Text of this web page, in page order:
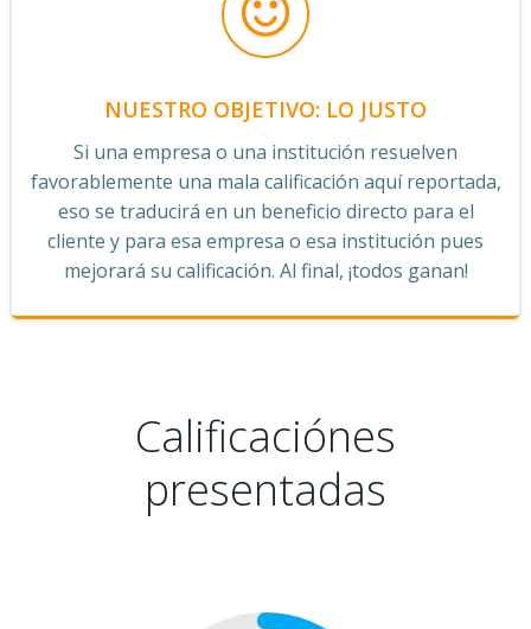
NUESTRO OBJETIVO: LO JUSTO
Si una empresa o una institución resuelven
favorablemente una mala calificación aquí reportada,
eso se traducirá en un beneficio directo para el
cliente y para esa empresa o esa institución pues
mejorará su calificación. Al final, ¡todos ganan!
Calificaciónes
presentadas